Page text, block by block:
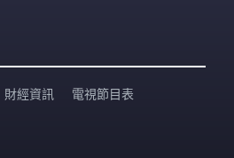
財經資訊 電視節目表